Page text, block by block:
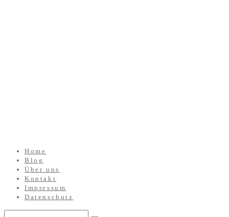
Home
Blog
Über uns
Kontakt
Impressum
Datenschutz